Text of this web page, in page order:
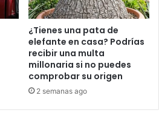
¿Tienes una pata de
elefante en casa? Podrías
recibir una multa
millonaria si no puedes
comprobar su origen
2 semanas ago